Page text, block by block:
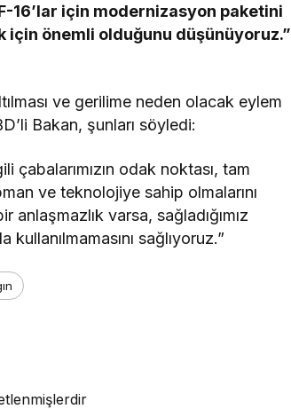
16’lar için modernizasyon paketini
için önemli olduğunu düşünüyoruz.”
ve gerilime neden olacak eylem
Bakan, şunları söyledi:
odak noktası, tam
ve teknolojiye sahip olmalarını
anlaşmazlık varsa, sağladığımız
sağlıyoruz.”